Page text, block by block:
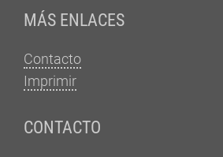
MÁS ENLACES
Contacto
Imprimir
CONTACTO